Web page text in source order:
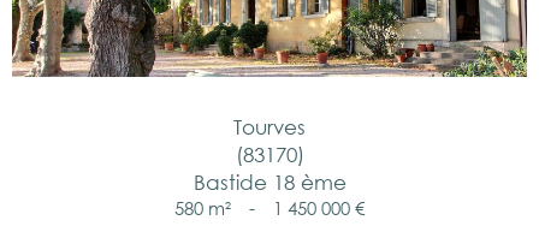
Tourves
(83170)
Bastide 18 ème
580 m² - 1 450 000 €